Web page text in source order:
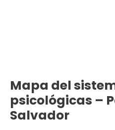
Mapa del
psicológicas –
Salvador